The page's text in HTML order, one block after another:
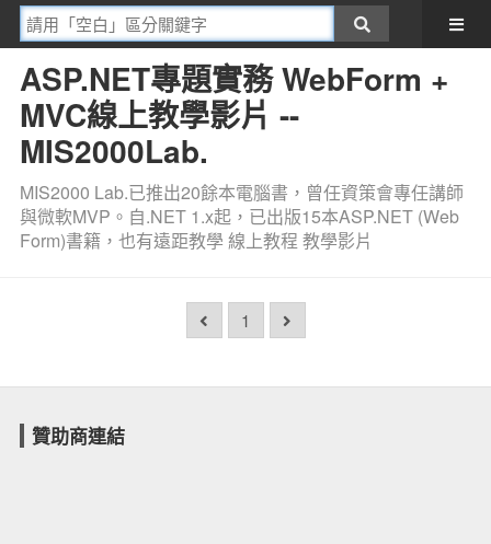
ASP.NET專題實務 WebForm +
MVC線上教學影片 --
MIS2000Lab.
MIS2000 Lab.已推出20餘本電腦書，曾任資策會專任講師
與微軟MVP。自.NET 1.x起，已出版15本ASP.NET (Web
Form)書籍，也有遠距教學 線上教程 教學影片
1
贊助商連結